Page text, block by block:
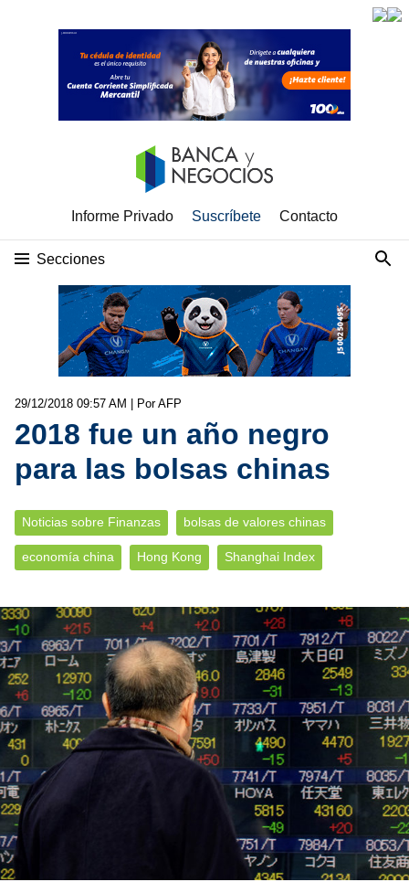
Informe Privado Suscríbete Contacto
Secciones
29/12/2018 09:57 AM | Por AFP
2018 fue un año negro
para las bolsas chinas
Noticias sobre Finanzas bolsas de valores chinas
economía china Hong Kong Shanghai Index